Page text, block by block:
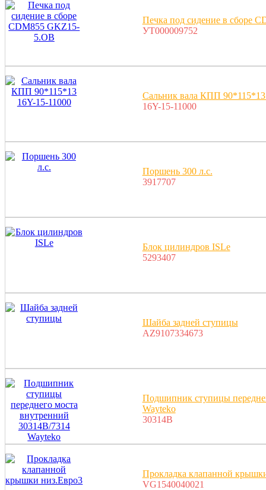
Печка под сидение в сборе
УТ000009752
Сальник вала КПП 90*115*13
16Y-15-11000
Поршень 300 л.с.
3917707
Блок цилиндров ISLe
5293407
Шайба задней ступицы
AZ9107334673
Подшипник ступицы
Wayteko
30314B
Прокладка клапанной
VG1540040021